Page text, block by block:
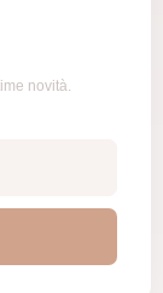
novità.